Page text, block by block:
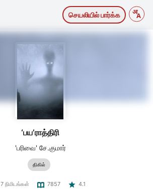
செயலியில் பார்க்க
‘பய’ராத்திரி
'பரிவை' சே.குமார்
திகில்
7 நிமிடங்கள் 7857 4.1